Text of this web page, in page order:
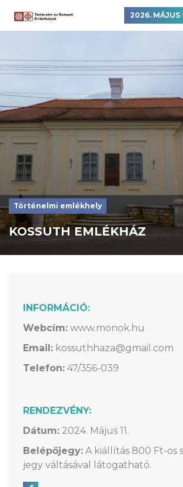
2026. MÁJUS
Történelmi emlékhely
KOSSUTH EMLÉKHÁZ
INFORMÁCIÓ:
Webcím: www.monok.hu
Email: kossuthhaza@gmail.com
Telefon: 47/356-039
RENDEZVÉNY:
Dátum: 2024. Május 11.
Belépőjegy: A kiállítás 800 Ft-os
jegy váltásával látogatható.